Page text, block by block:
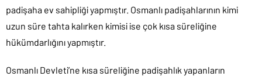
padişaha ev sahipliği yapmıştır. Osmanlı padişahlarının kimi
uzun süre tahta kalırken kimisi ise çok kısa süreliğine
hükümdarlığını yapmıştır.
Osmanlı Devleti’ne kısa süreliğine padişahlık yapanların